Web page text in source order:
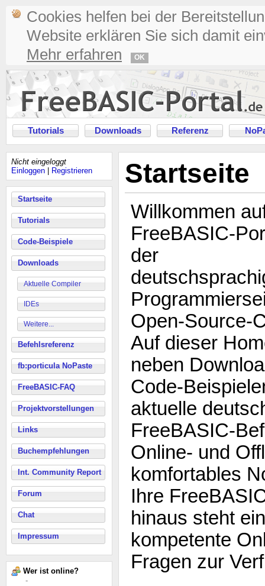
Cookies helfen bei der
Website erklären Sie sich damit
Mehr erfahren
OK
Tutorials Downloads Referenz
Nicht eingeloggt
Einloggen
Registrieren
Startseite
Tutorials
Code-Beispiele
Downloads
Aktuelle Compiler
IDEs
Weitere...
Befehlsreferenz
fb:porticula NoPaste
FreeBASIC-FAQ
Projektvorstellungen
Links
Buchempfehlungen
Int. Community Report
Forum
Chat
Impressum
Wer ist online?
-
Startseite
Willkommen
FreeBASIC-
der
Open-Source-
Auf dieser
neben
Code-
aktuelle
FreeBASIC-
Online- und
komfortables
Ihre
hinaus steht
kompetente
Fragen zur